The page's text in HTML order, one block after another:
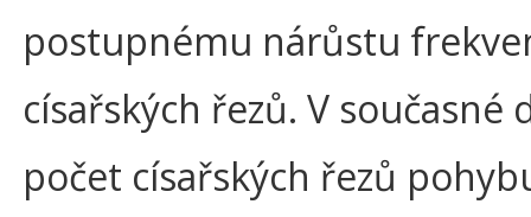
postupnému nárůstu
císařských řezů. V současné
počet císařských řezů